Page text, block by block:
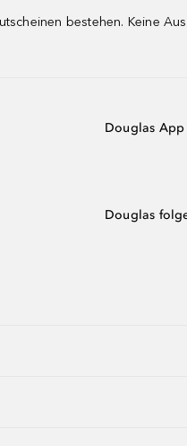
bestehen. Keine
Douglas App
Douglas